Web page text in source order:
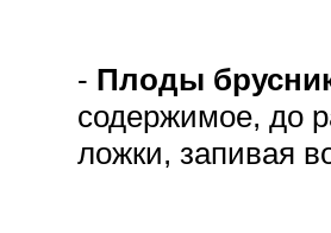
- Плоды
содержимое, до
ложки, запивая